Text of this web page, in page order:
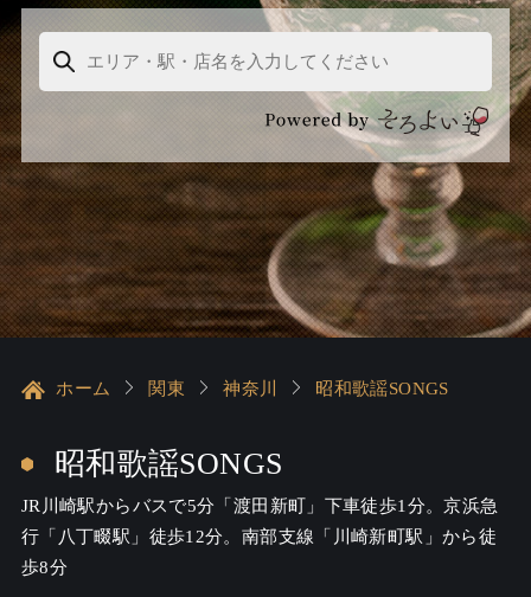
ホーム 関東 神奈川 昭和歌謡SONGS
昭和歌謡SONGS
JR川崎駅からバスで5分「渡田新町」下車徒歩1分。京浜急
行「八丁畷駅」徒歩12分。南部支線「川崎新町駅」から徒
歩8分